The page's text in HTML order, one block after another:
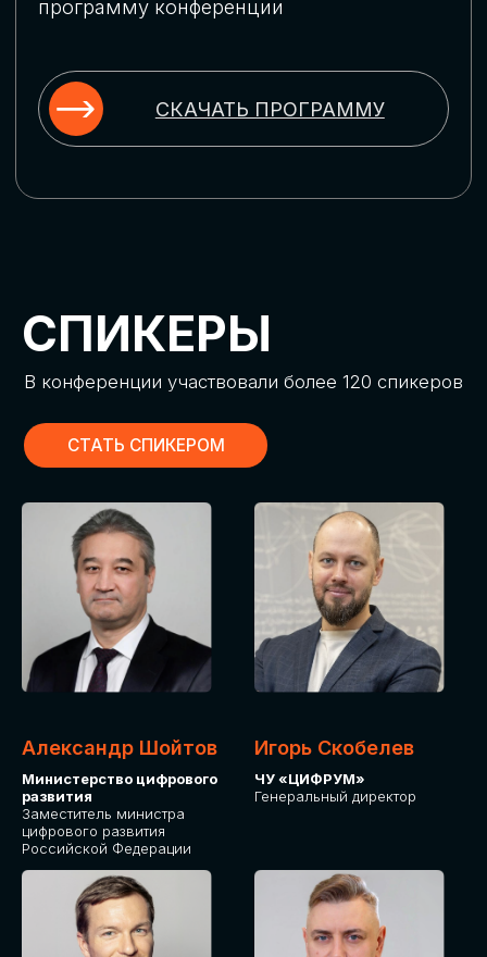
Александр Шойтов
Министерство цифрового
развития
Заместитель министра
цифрового развития
Российской Федерации
Игорь Скобелев
ЧУ «ЦИФРУМ»
Генеральный директор